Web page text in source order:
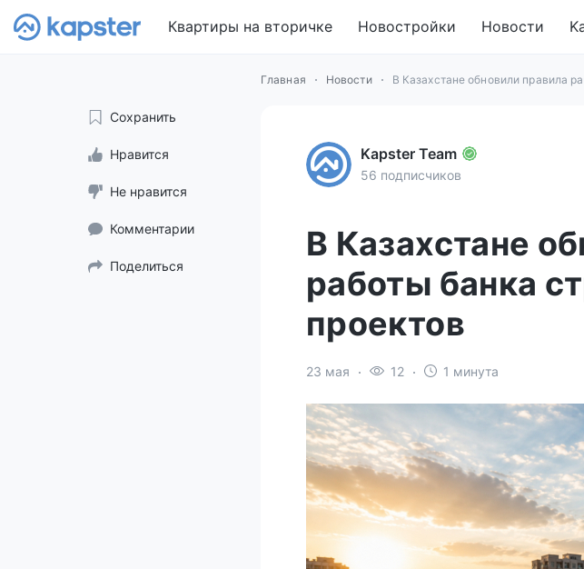
Квартиры на вторичке Новостройки Новости
Главная Новости В Казахстане обновили правила
Сохранить
Нравится
Не нравится
Комментарии
Поделиться
Kapster Team
56 подписчиков
В Казахстане
работы банка
проектов
23 мая 12 1 минута